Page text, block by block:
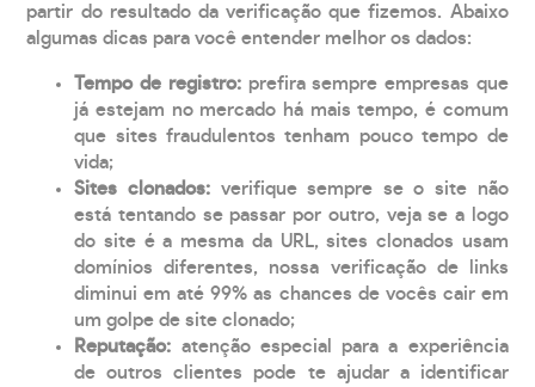
partir do resultado da verificação que fizemos. Abaixo
algumas dicas para você entender melhor os dados:
Tempo de registro: prefira sempre empresas que
já estejam no mercado há mais tempo, é comum
que sites fraudulentos tenham pouco tempo de
vida;
Sites clonados: verifique sempre se o site não
está tentando se passar por outro, veja se a logo
do site é a mesma da URL, sites clonados usam
domínios diferentes, nossa verificação de links
diminui em até 99% as chances de vocês cair em
um golpe de site clonado;
Reputação: atenção especial para a experiência
de outros clientes pode te ajudar a identificar